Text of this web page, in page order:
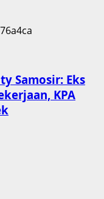
Samosir: Eks
KPA